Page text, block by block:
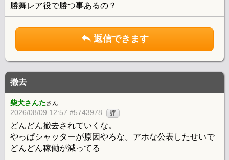
勝舞レア役で勝つ事あるの？
返信できます
撤去
柴犬さんたさん
2026/08/09 12:57 #5743978 評
どんどん撤去されていくな。
やっぱシャッターが原因やろな。アホな公表したせいで
どんどん稼働が減ってる